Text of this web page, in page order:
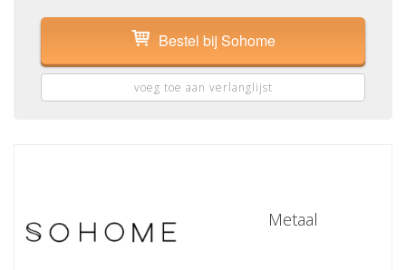
Bestel bij Sohome
voeg toe aan verlanglijst
Metaal